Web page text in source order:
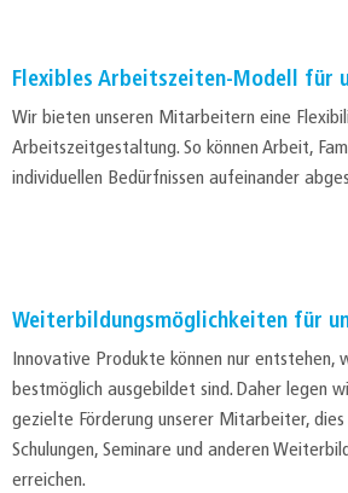
Flexibles Arbeitszeiten-Modell für
Wir bieten unseren Mitarbeitern eine
Arbeitszeitgestaltung. So können Arbeit,
individuellen Bedürfnissen aufeinander
Weiterbildungsmöglichkeiten für
Innovative Produkte können nur
bestmöglich ausgebildet sind. Daher legen
gezielte Förderung unserer Mitarbeiter,
Schulungen, Seminare und anderen
erreichen.